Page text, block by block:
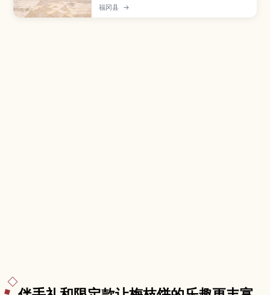
涅槃佛像闻名的佛教寺院，同时也是巡礼路线上的
重要一站。本文介绍涅槃佛与境内七福神石像等看
福冈县 →